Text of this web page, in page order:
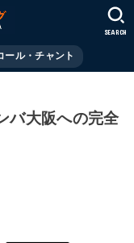
ール・チャント
SEARCH
バ大阪への完全